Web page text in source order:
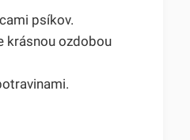
psíkov.
krásnou ozdobou